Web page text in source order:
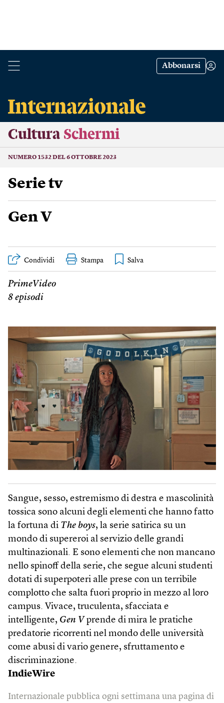
Abbonarsi
Cultura Schermi
NUMERO 1532 DEL 6 OTTOBRE 2023
Serie tv
Gen V
Condividi Stampa
PrimeVideo
8 episodi
Sangue, sesso, estremismo di destra e mascolinità
tossica sono alcuni degli elementi che hanno fatto
la fortuna di The boys, la serie satirica su un
mondo di supereroi al servizio delle grandi
multinazionali. E sono elementi che non mancano
nello spinoff della serie, che segue alcuni studenti
dotati di superpoteri alle prese con un terribile
complotto che salta fuori proprio in mezzo al loro
campus. Vivace, truculenta, sfacciata e
intelligente, Gen V prende di mira le pratiche
predatorie ricorrenti nel mondo delle università
come abusi di vario genere, sfruttamento e
discriminazione.
IndieWire
Internazionale pubblica ogni settimana una pagina di